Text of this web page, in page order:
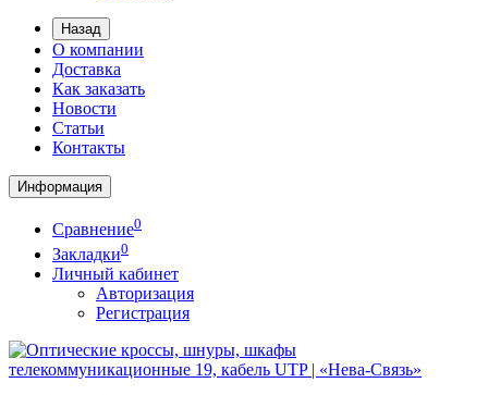
Назад
О компании
Доставка
Как заказать
Новости
Статьи
Контакты
Информация
Сравнение0
Закладки0
Личный кабинет
Авторизация
Регистрация